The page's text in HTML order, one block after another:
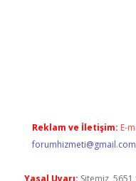
Reklam ve İletişim: E-
forumhizmeti@gmail.com
Yasal Uyarı: Sitemiz, 5651